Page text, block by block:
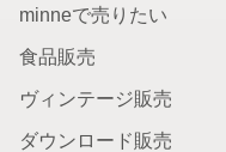
minneで売りたい
食品販売
ヴィンテージ販売
ダウンロード販売